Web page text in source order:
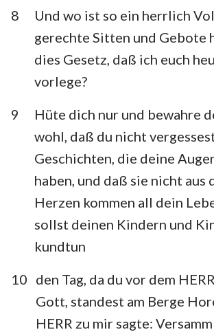
8
Und wo ist so ein herrlich
gerechte Sitten und Gebote
dies Gesetz, daß ich euch
vorlege?
9
Hüte dich nur und bewahre
wohl, daß du nicht
Geschichten, die deine
haben, und daß sie nicht aus
Herzen kommen all dein
sollst deinen Kindern und
kundtun
10 den Tag, da du vor dem
Gott, standest am Berge
HERR zu mir sagte: